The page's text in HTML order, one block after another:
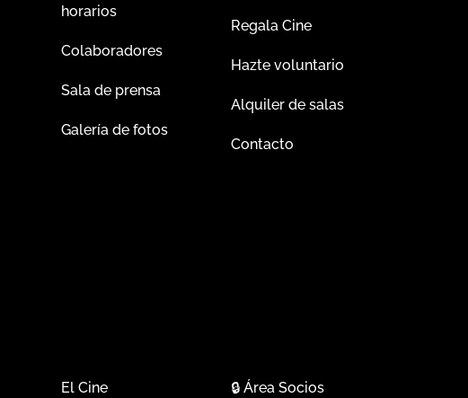
horarios
Colaboradores
Sala de prensa
Galería de fotos
Regala Cine
Hazte voluntario
Alquiler de salas
Contacto
El Cine 🔒Área Socios